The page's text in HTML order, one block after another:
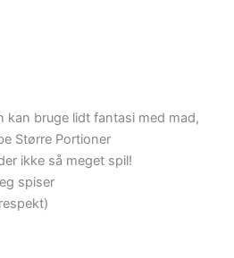
kan bruge lidt fantasi med mad,
Større Portioner
ikke så meget spil!
spiser